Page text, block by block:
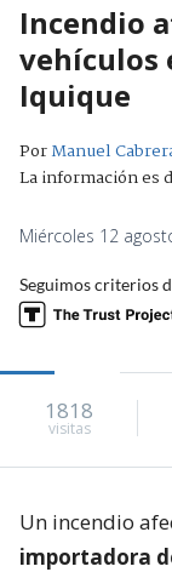
Incendio
vehículos
Iquique
PorManuel
La información es
Miércoles 12
Seguimos criterios
1818
visitas
Un incendio
importadora